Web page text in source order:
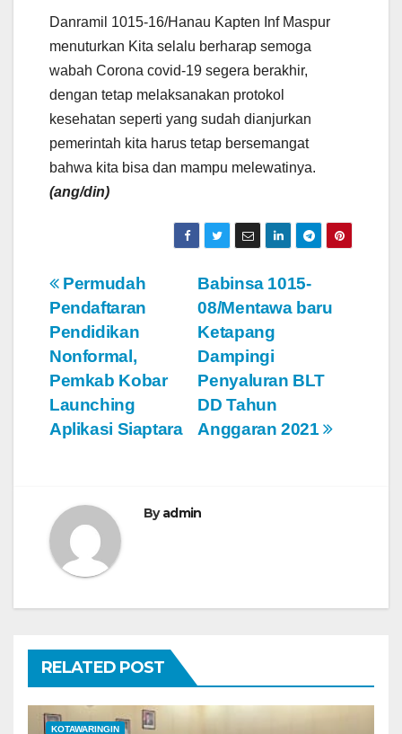
Danramil 1015-16/Hanau Kapten Inf Maspur
menuturkan Kita selalu berharap semoga
wabah Corona covid-19 segera berakhir,
dengan tetap melaksanakan protokol
kesehatan seperti yang sudah dianjurkan
pemerintah kita harus tetap bersemangat
bahwa kita bisa dan mampu melewatinya.
(ang/din)
N
a
v
i
g
s
i
p
s
Babinsa 1015-
08/Mentawa baru
Ketapang
Dampingi
Penyaluran BLT
DD Tahun
Anggaran 2021
Permudah
Pendaftaran
Pendidikan
Nonformal,
Pemkab Kobar
Launching
Aplikasi Siaptara
Byadmin
RELATED POST
KOTAWARINGIN